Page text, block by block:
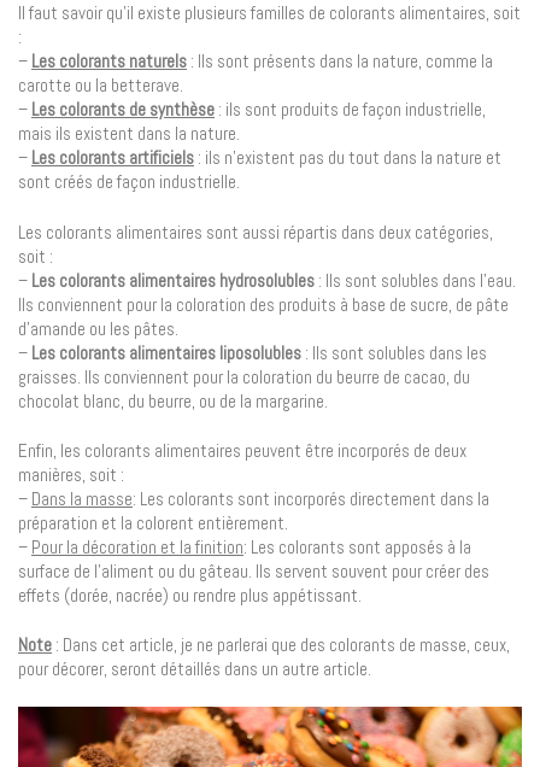
Il faut savoir qu’il existe plusieurs familles de colorants alimentaires, soit
:
– Les colorants naturels : Ils sont présents dans la nature, comme la
carotte ou la betterave.
– Les colorants de synthèse : ils sont produits de façon industrielle,
mais ils existent dans la nature.
– Les colorants artificiels : ils n’existent pas du tout dans la nature et
sont créés de façon industrielle.
Les colorants alimentaires sont aussi répartis dans deux catégories,
soit :
– Les colorants alimentaires hydrosolubles : Ils sont solubles dans l’eau.
Ils conviennent pour la coloration des produits à base de sucre, de pâte
d’amande ou les pâtes.
– Les colorants alimentaires liposolubles : Ils sont solubles dans les
graisses. Ils conviennent pour la coloration du beurre de cacao, du
chocolat blanc, du beurre, ou de la margarine.
Enfin, les colorants alimentaires peuvent être incorporés de deux
manières, soit :
– Dans la masse: Les colorants sont incorporés directement dans la
préparation et la colorent entièrement.
– Pour la décoration et la finition: Les colorants sont apposés à la
surface de l’aliment ou du gâteau. Ils servent souvent pour créer des
effets (dorée, nacrée) ou rendre plus appétissant.
Note : Dans cet article, je ne parlerai que des colorants de masse, ceux,
pour décorer, seront détaillés dans un autre article.